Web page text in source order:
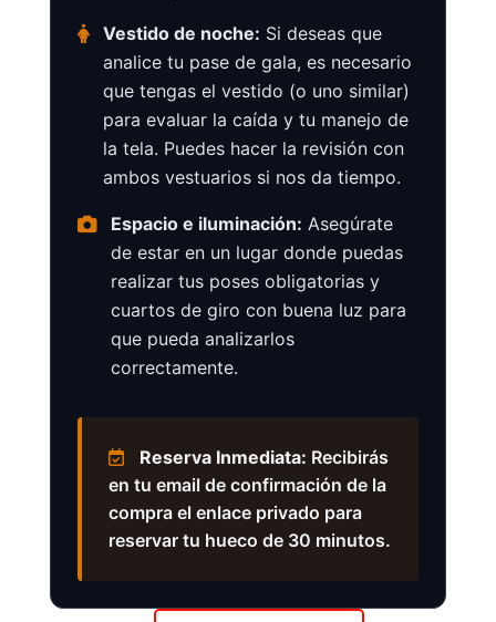
Vestido de noche: Si deseas que
analice tu pase de gala, es necesario
que tengas el vestido (o uno similar)
para evaluar la caída y tu manejo de
la tela. Puedes hacer la revisión con
ambos vestuarios si nos da tiempo.
Espacio e iluminación: Asegúrate
de estar en un lugar donde puedas
realizar tus poses obligatorias y
cuartos de giro con buena luz para
que pueda analizarlos
correctamente.
Reserva Inmediata: Recibirás
en tu email de confirmación de la
compra el enlace privado para
reservar tu hueco de 30 minutos.